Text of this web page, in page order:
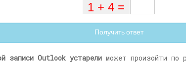
Получить ответ
записи Outlook устарели может произойти по